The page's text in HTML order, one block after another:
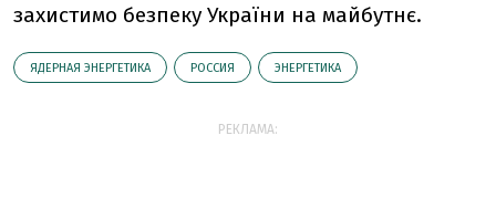
захистимо безпеку України на майбутнє.
ЯДЕРНАЯ ЭНЕРГЕТИКА РОССИЯ ЭНЕРГЕТИКА
РЕКЛАМА: